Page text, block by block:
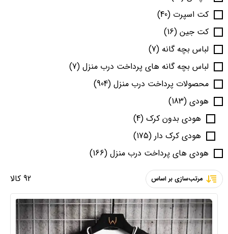
کت اسپرت (40)
کت جین (16)
لباس بچه گانه (7)
لباس بچه گانه های پرداخت درب منزل (7)
محصولات پرداخت درب منزل (904)
هودی (183)
هودی بدون کرک (4)
هودی کرک دار (175)
هودی های پرداخت درب منزل (166)
92 کالا
مرتب‌سازی بر اساس